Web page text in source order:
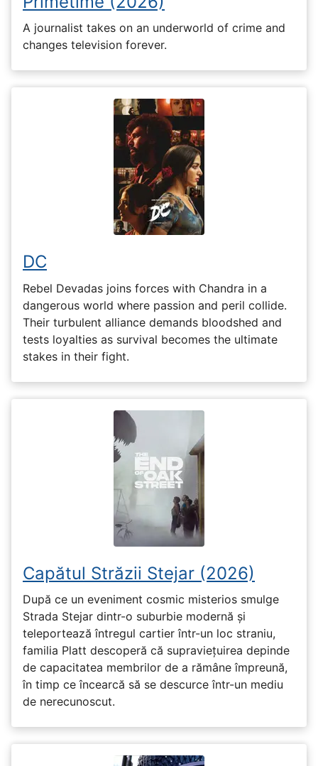
A journalist takes on an underworld of crime and
changes television forever.
DC
Rebel Devadas joins forces with Chandra in a
dangerous world where passion and peril collide.
Their turbulent alliance demands bloodshed and
tests loyalties as survival becomes the ultimate
stakes in their fight.
Capătul Străzii Stejar (2026)
După ce un eveniment cosmic misterios smulge
Strada Stejar dintr-o suburbie modernă și
teleportează întregul cartier într-un loc straniu,
familia Platt descoperă că supraviețuirea depinde
de capacitatea membrilor de a rămâne împreună,
în timp ce încearcă să se descurce într-un mediu
de nerecunoscut.